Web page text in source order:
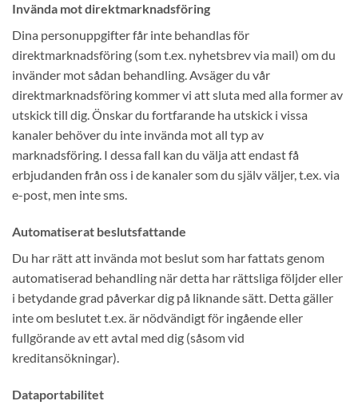
Invända mot direktmarknadsföring
Dina personuppgifter får inte behandlas för
direktmarknadsföring (som t.ex. nyhetsbrev via mail) om du
invänder mot sådan behandling. Avsäger du vår
direktmarknadsföring kommer vi att sluta med alla former av
utskick till dig. Önskar du fortfarande ha utskick i vissa
kanaler behöver du inte invända mot all typ av
marknadsföring. I dessa fall kan du välja att endast få
erbjudanden från oss i de kanaler som du själv väljer, t.ex. via
e-post, men inte sms.
Automatiserat beslutsfattande
Du har rätt att invända mot beslut som har fattats genom
automatiserad behandling när detta har rättsliga följder eller
i betydande grad påverkar dig på liknande sätt. Detta gäller
inte om beslutet t.ex. är nödvändigt för ingående eller
fullgörande av ett avtal med dig (såsom vid
kreditansökningar).
Dataportabilitet